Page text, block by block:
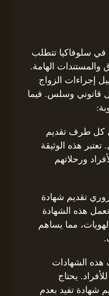
في سلوفاكيا تتطلب
والمستندات الهامة.
إجراءات الزواج
قانوني وسلس. فيما
كل طرف تقديم
هذه الوثيقة
ورحلاتهم
تقديم شهادة
هذه الشهادة
مما يساهم
هذه الشهادات
يحتاج
شهادة تفيد بعدم